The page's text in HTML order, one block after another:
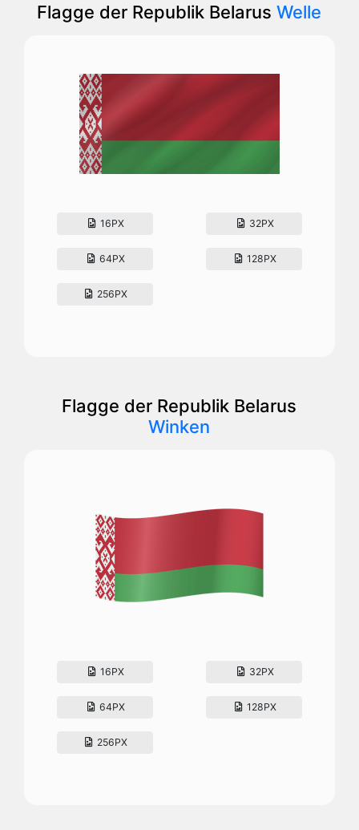
Flagge der Republik BelarusWelle
16PX 32PX
64PX 128PX
256PX
Flagge der Republik Belarus
Winken
16PX 32PX
64PX 128PX
256PX